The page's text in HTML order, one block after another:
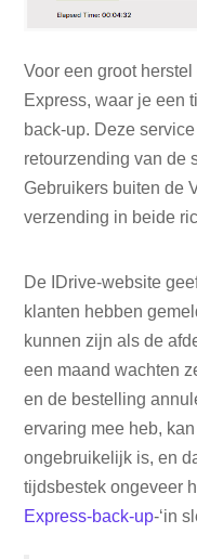
Voor een groot
Express, waar je een
back-up. Deze
retourzending van de
Gebruikers buiten de
verzending in beide
De IDrive-website
klanten hebben
kunnen zijn als de
een maand wachten
en de bestelling
ervaring mee heb,
ongebruikelijk is, en
tijdsbestek ongeveer
Express-back-up-‘in